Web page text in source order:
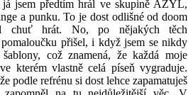
jsem předtím hrál ve skupině AZYL,
a punku. To je dost odlišné od doom
chuť hrát. No, po nějakých těch
přišel, i když jsem se nikdy
což znamená, že každá moje
kterém vlastně celá píseň vygraduje.
podle refrénu si dost lehce zapamatuješ